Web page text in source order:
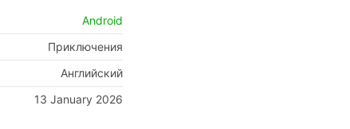
Android
Приключения
Английский
13 January 2026